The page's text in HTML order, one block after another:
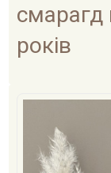
смарагд
років